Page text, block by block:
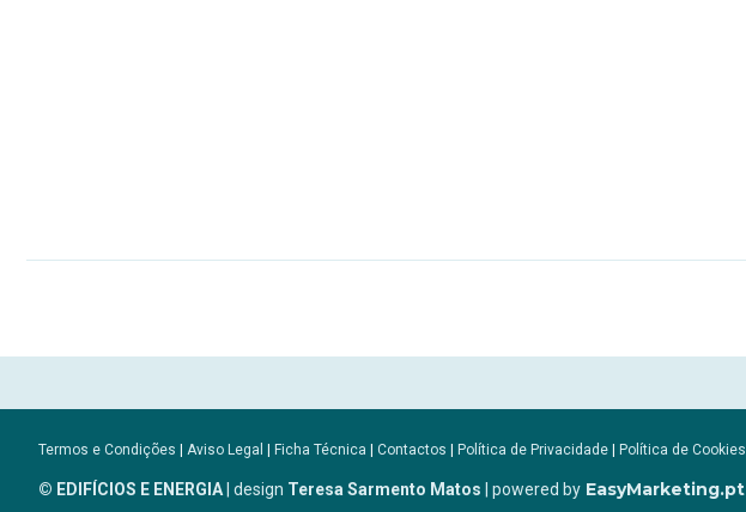
Termos e Condições | Aviso Legal | Ficha Técnica | Contactos | Política de Privacidade | Política de Cookies
© EDIFÍCIOS E ENERGIA| design Teresa Sarmento Matos | powered by EasyMarketing.pt